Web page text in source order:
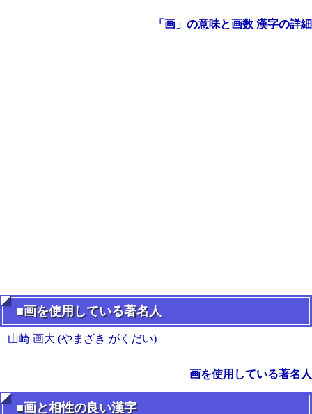
「画」の意味と画数 漢字の詳細
■画を使用している著名人
山崎 画大 (やまざき がくだい)
画を使用している著名人
■画と相性の良い漢字